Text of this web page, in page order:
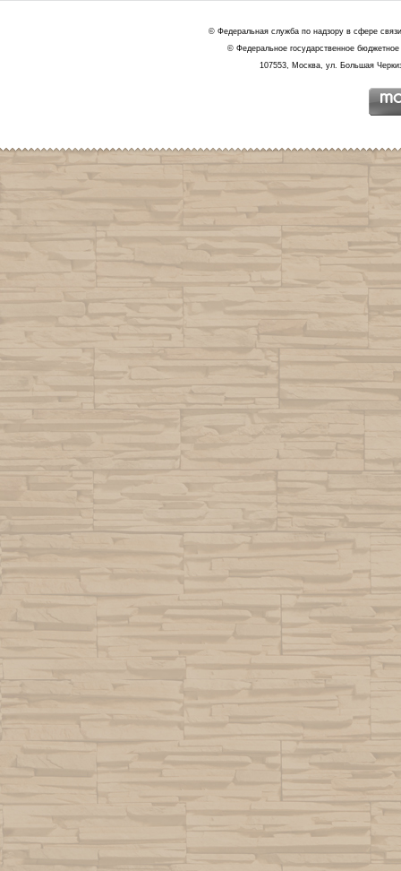
© Федеральная служба по надзору в сфере
© Федеральное государственное
107553, Москва, ул. Большая